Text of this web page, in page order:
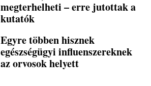
megterhelheti – erre jutottak a
kutatók
Egyre többen hisznek
egészségügyi influenszereknek
az orvosok helyett